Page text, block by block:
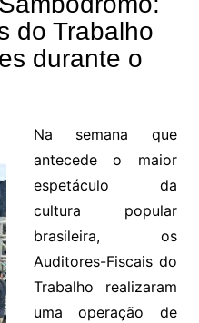
do Trabalho
durante o
Na semana que
antecede o maior
espetáculo da
cultura popular
brasileira, os
Auditores-Fiscais do
Trabalho realizaram
uma operação de